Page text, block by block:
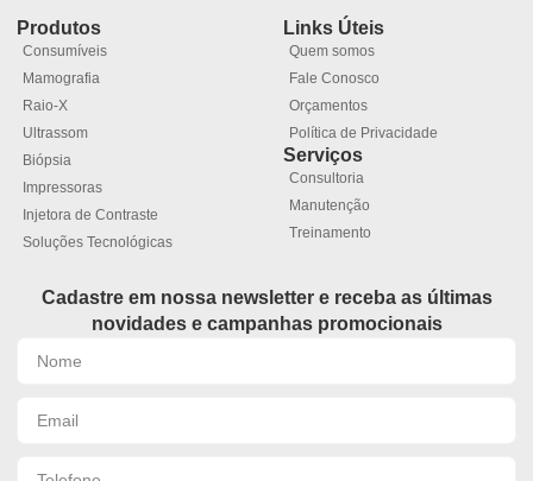
Produtos
Consumíveis
Mamografia
Raio-X
Ultrassom
Biópsia
Impressoras
Injetora de Contraste
Soluções Tecnológicas
Links Úteis
Quem somos
Fale Conosco
Orçamentos
Política de Privacidade
Serviços
Consultoria
Manutenção
Treinamento
Cadastre em nossa newsletter e receba as últimas
novidades e campanhas promocionais